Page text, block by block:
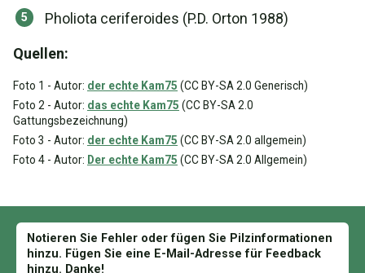
Pholiota ceriferoides (P.D. Orton 1988)
Quellen:
Foto 1 - Autor: der echte Kam75 (CC BY-SA 2.0 Generisch)
Foto 2 - Autor: das echte Kam75 (CC BY-SA 2.0
Gattungsbezeichnung)
Foto 3 - Autor: der echte Kam75 (CC BY-SA 2.0 allgemein)
Foto 4 - Autor: Der echte Kam75 (CC BY-SA 2.0 Allgemein)